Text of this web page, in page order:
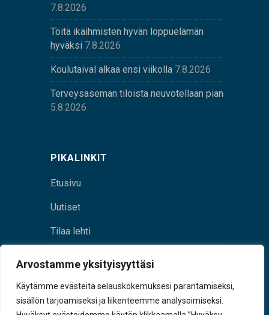
Arvostamme yksityisyyttäsi
Käytämme evästeitä selauskokemuksesi parantamiseksi,
sisällön tarjoamiseksi ja liikenteemme analysoimiseksi.
7.8.2026
Töitä ikäihmisten hyvän loppuelämän
hyväksi 7.8.2026
Koulutaival alkaa ensi viikolla 7.8.2026
Terveysaseman tiloista neuvotellaan pian
5.8.2026
PIKALINKIT
Etusivu
Uutiset
Tilaa lehti